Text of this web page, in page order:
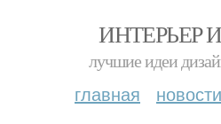
ИНТЕРЬЕР
лучшие идеи
главная новости